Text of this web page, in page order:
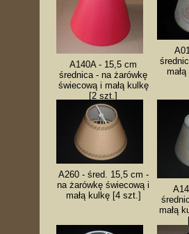
A140A - 15,5 cm
średnica - na żarówkę
świecową i małą kulkę
[2 szt.]
A260 - śred. 15,5 cm -
na żarówkę świecową i
małą kulkę [4 szt.]
małą